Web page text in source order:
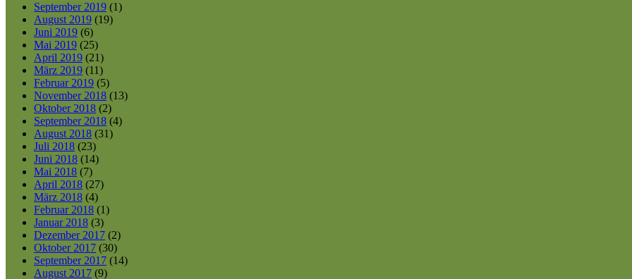
September 2019 (1)
August 2019 (19)
Juni 2019 (6)
Mai 2019 (25)
April 2019 (21)
März 2019 (11)
Februar 2019 (5)
November 2018 (13)
Oktober 2018 (2)
September 2018 (4)
August 2018 (31)
Juli 2018 (23)
Juni 2018 (14)
Mai 2018 (7)
April 2018 (27)
März 2018 (4)
Februar 2018 (1)
Januar 2018 (3)
Dezember 2017 (2)
Oktober 2017 (30)
September 2017 (14)
August 2017 (9)